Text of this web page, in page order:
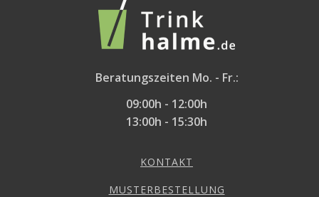
Beratungszeiten Mo. - Fr.:
09:00h - 12:00h
13:00h - 15:30h
KONTAKT
MUSTERBESTELLUNG